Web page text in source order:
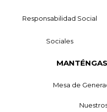
Responsabilidad Social
Sociales
Mesa de